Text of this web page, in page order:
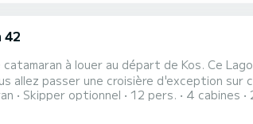
42
catamaran à louer au départ de Kos. Ce
de ses 4 cabines tout confort. Ce Lagoon 42 est pourvu de 4 toilettes avec douche. Il
Skipper optionnel 12 pers. 4 cabines